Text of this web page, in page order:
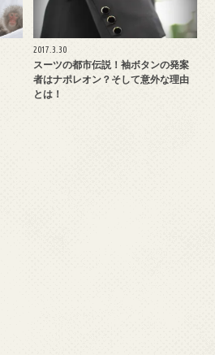
2017.3.30
スーツの都市伝説！袖ボタンの発案
者はナポレオン？そして意外な理由
とは！